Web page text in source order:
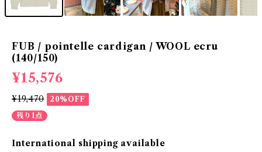
FUB / pointelle cardigan / WOOL ecru
(140/150)
¥15,576
¥19,470
20%OFF
残り1点
International shipping available